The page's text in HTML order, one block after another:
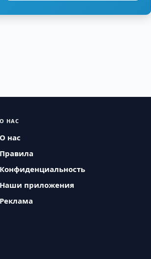
О НАС
О нас
Правила
Конфиденциальность
Наши приложения
Реклама